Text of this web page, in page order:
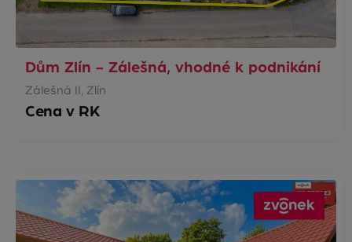
Dům Zlín - Zálešná, vhodné k podnikání
Zálešná II, Zlín
Cena v RK